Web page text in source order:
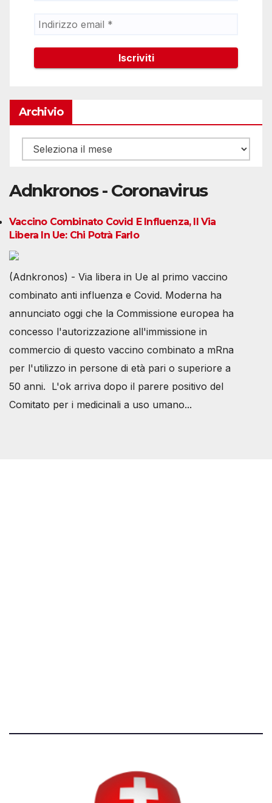
Archivio
Archivio
Adnkronos - Coronavirus
Vaccino Combinato Covid E Influenza, Il Via
Libera In Ue: Chi Potrà Farlo
(Adnkronos) - Via libera in Ue al primo vaccino
combinato anti influenza e Covid. Moderna ha
annunciato oggi che la Commissione europea ha
concesso l'autorizzazione all'immissione in
commercio di questo vaccino combinato a mRna
per l'utilizzo in persone di età pari o superiore a
50 anni. L'ok arriva dopo il parere positivo del
Comitato per i medicinali a uso umano...